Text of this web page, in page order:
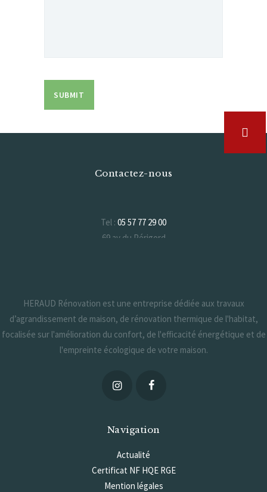
Contactez-nous
Tel : 05 57 77 29 00
69 av du Périgord
HERAUD Rénovation est une entreprise dédiée aux travaux
d’agrandissement de maison, de rénovation thermique de l'habitat,
focalisée sur l'amélioration du confort, de l'efficacité énergétique et de
l'empreinte écologique de votre maison.
Navigation
Actualité
Certificat NF HQE RGE
Mention légales